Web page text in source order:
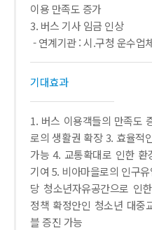
이용 만족도 증가
3. 버스 기사 임금 인상
- 연계기관 : 시.구청 운수업
기대효과
1. 버스 이용객들의 만족도
로의 생활권 확장 3. 효율적
가능 4. 교통확대로 인한 환
기여 5. 비아마을로의 인구
당 청소년자유공간으로 인
정책 확정안인 청소년 대중
블 증진 가능